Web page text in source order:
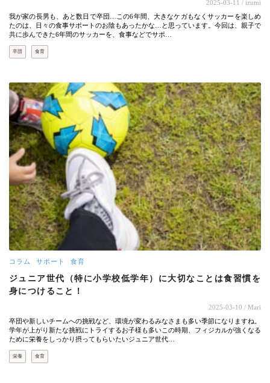
2025-03-11 / izumi
我が家の長男も、あと数日で卒団…この6年間、大きなケガもなくサッカーを楽しめ
たのは、日々の食事サポートのお陰もあったかな…と思っています。今回は、親子で
共に歩んできた6年間のサッカーを、食事などでサポ…
卒団 食育
コラム サポート 食育
ジュニア世代（特に小学校低学年）に大切なことは食習慣を
身につけること！
2025-03-10 / Mari
卒団や新しいチームへの挑戦など、環境が変わるみなさまも多い季節になりますね。
学年が上がり新たな挑戦にトライするお子様も多いこの時期、フィジカルが強くなる
ために栄養をしっかり摂ってもらいたいジュニア世代…
栄養 食育